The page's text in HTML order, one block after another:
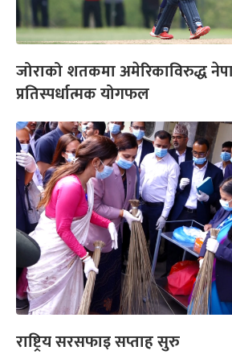
जोराको शतकमा अमेरिकाविरुद्ध
प्रतिस्पर्धात्मक योगफल
राष्ट्रिय सरसफाइ सप्ताह सुरु